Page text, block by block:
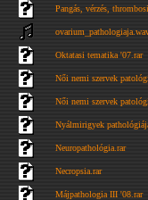
Pangás, vérzés,
Oktatasi tematika '07.rar
Női nemi szervek
Női nemi szervek
Nyálmirigyek
Neuropathológia.rar
Necropsia.rar
Májpathologia III '08.rar